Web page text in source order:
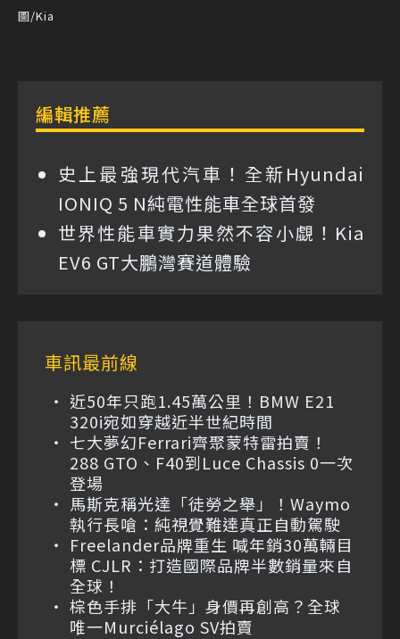
圖/Kia
編輯推薦
史上最強現代汽車！全新Hyundai
IONIQ 5 N純電性能車全球首發
世界性能車實力果然不容小覷！Kia
EV6 GT大鵬灣賽道體驗
車訊最前線
近50年只跑1.45萬公里！BMW E21
320i宛如穿越近半世紀時間
七大夢幻Ferrari齊聚蒙特雷拍賣！
288 GTO、F40到Luce Chassis 0一次
登場
馬斯克稱光達「徒勞之舉」！Waymo
執行長嗆：純視覺難達真正自動駕駛
Freelander品牌重生 喊年銷30萬輛目
標 CJLR：打造國際品牌半數銷量來自
全球！
棕色手排「大牛」身價再創高？全球
唯一Murciélago SV拍賣